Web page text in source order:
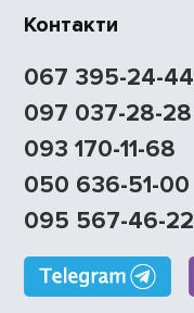
Контакти
067 395-24-44
097 037-28-28
093 170-11-68
050 636-51-00
095 567-46-22